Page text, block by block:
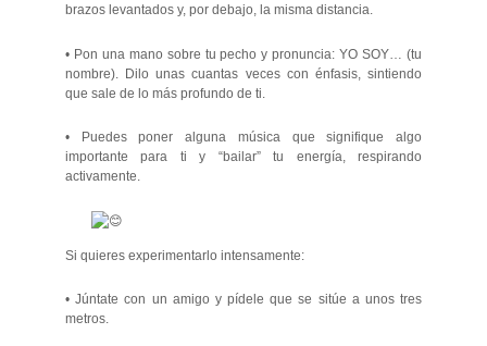
brazos levantados y, por debajo, la misma distancia.
• Pon una mano sobre tu pecho y pronuncia: YO SOY… (tu
nombre). Dilo unas cuantas veces con énfasis, sintiendo
que sale de lo más profundo de ti.
• Puedes poner alguna música que signifique algo
importante para ti y “bailar” tu energía, respirando
activamente.
Si quieres experimentarlo intensamente:
• Júntate con un amigo y pídele que se sitúe a unos tres
metros.